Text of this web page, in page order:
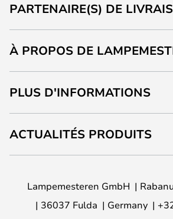
PARTENAIRE(S) DE
À PROPOS DE
PLUS D'INFORMATIONS
ACTUALITÉS PRODUITS
Lampemesteren GmbH
36037 Fulda
Germany